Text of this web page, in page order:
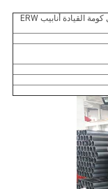
أنابيب الفولاذ الكربوني 12 بوصة البناء الحضري كومة القيادة أنابيب ERW